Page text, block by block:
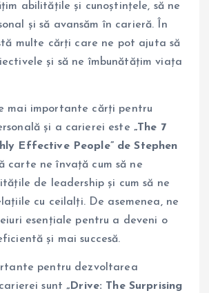
abilitățile și cunoștințele, să ne
și să avansăm în carieră. În
multe cărți care ne pot ajuta să
și să ne îmbunătățim viața
mai importante cărți pentru
și a carierei este „The 7
Effective People” de Stephen
carte ne învață cum să ne
de leadership și cum să ne
cu ceilalți. De asemenea, ne
esențiale pentru a deveni o
și mai succesă.
pentru dezvoltarea
sunt„Drive: The Surprising